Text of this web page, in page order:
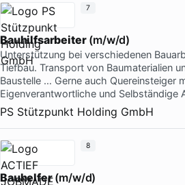
Bauhilfsarbeiter(m/w/d)
Unterstützung bei verschiedenen
Tiefbau. Transport von Baumaterialien
Baustelle … Gerne auch Quereinsteiger
Eigenverantwortliche und Selbständige
PS Stützpunkt Holding GmbH
7
Bauhelfer(m/w/d)
8